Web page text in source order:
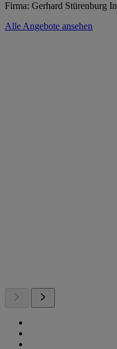
Firma: Gerhard Stürenburg
Alle Angebote ansehen